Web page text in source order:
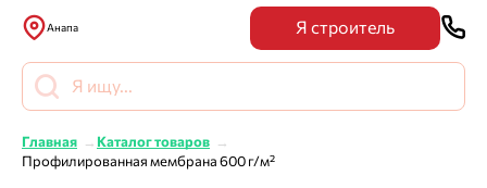
Анапа Я строитель
Главная
Каталог товаров
Профилированная мембрана 600 г/м²